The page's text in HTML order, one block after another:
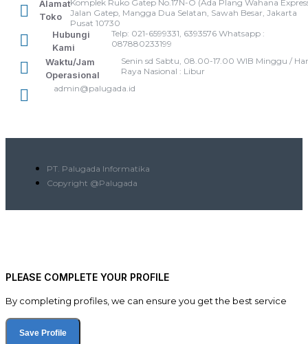
Alamat
Toko
Komplek Ruko Gatep No.17N-O (Ada Plang Wahana
Jalan Gatep, Mangga Dua Selatan, Sawah Besar, Jakarta
Pusat 10730
Hubungi
Kami
Telp: 021-6599331, 6393576 Whatsapp :
087880233199
Waktu/Jam
Operasional
Senin sd Sabtu, 08.00-17.00 WIB Minggu /
Raya Nasional : Libur
admin@palugada.id
PT. Palugada Informatika
Copyright @Palugada
PLEASE COMPLETE YOUR PROFILE
By completing profiles, we can ensure you get the best service
Save Profile